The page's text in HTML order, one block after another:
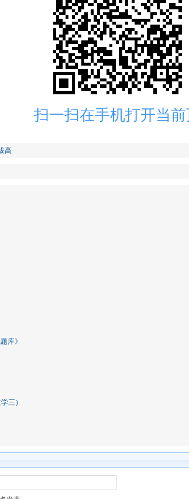
扫一扫在手机打开当前
高
库》
三）